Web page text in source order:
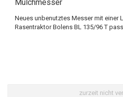
Mulchmesser
Neues unbenutztes Messer mit einer
Rasentraktor Bolens BL 135/96 T
zurzeit nicht